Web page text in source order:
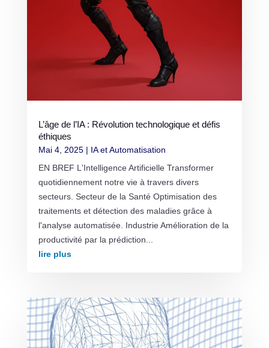
L’âge de l’IA : Révolution technologique et défis
éthiques
Mai 4, 2025| IA et Automatisation
EN BREF L'Intelligence Artificielle Transformer
quotidiennement notre vie à travers divers
secteurs. Secteur de la Santé Optimisation des
traitements et détection des maladies grâce à
l'analyse automatisée. Industrie Amélioration de la
productivité par la prédiction...
lire plus